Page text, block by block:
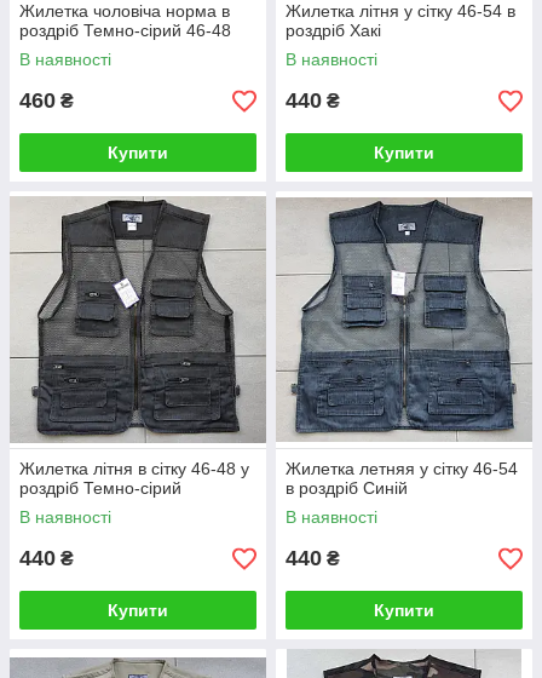
Жилетка чоловіча норма в
роздріб Темно-сірий 46-48
В наявності
460 ₴
Купити
Жилетка літня у сітку 46-54 в
роздріб Хакі
В наявності
440 ₴
Купити
Жилетка літня в сітку 46-48 у
роздріб Темно-сірий
В наявності
440 ₴
Купити
Жилетка летняя у сітку 46-54
в роздріб Синій
В наявності
440 ₴
Купити